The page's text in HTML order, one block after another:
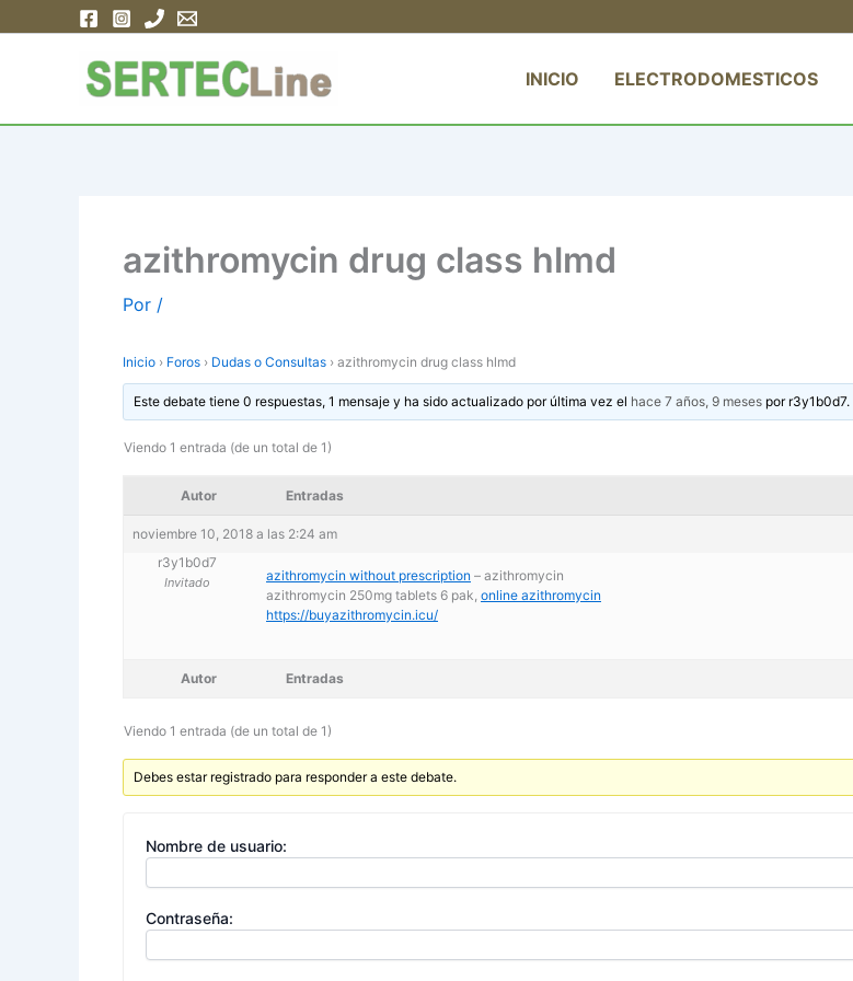
INICIO ELECTRODOMESTICOS
azithromycin drug class hlmd
Por /
Inicio › Foros › Dudas o Consultas › azithromycin drug class hlmd
Este debate tiene 0 respuestas, 1 mensaje y ha sido actualizado por última vez el hace 7 años, 9 meses por r3y1b0d7.
Viendo 1 entrada (de un total de 1)
Autor Entradas
noviembre 10, 2018 a las 2:24 am
r3y1b0d7
Invitado azithromycin without prescription – azithromycin
azithromycin 250mg tablets 6 pak, online azithromycin
https://buyazithromycin.icu/
Autor Entradas
Viendo 1 entrada (de un total de 1)
Debes estar registrado para responder a este debate.
Nombre de usuario:
Contraseña: